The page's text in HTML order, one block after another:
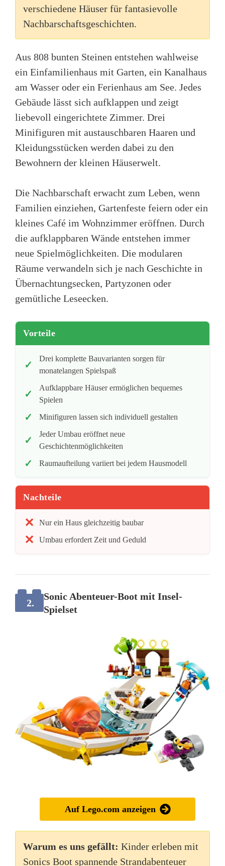
verschiedene Häuser für fantasievolle
Nachbarschaftsgeschichten.
Aus 808 bunten Steinen entstehen wahlweise
ein Einfamilienhaus mit Garten, ein Kanalhaus
am Wasser oder ein Ferienhaus am See. Jedes
Gebäude lässt sich aufklappen und zeigt
liebevoll eingerichtete Zimmer. Drei
Minifiguren mit austauschbaren Haaren und
Kleidungsstücken werden dabei zu den
Bewohnern der kleinen Häuserwelt.
Die Nachbarschaft erwacht zum Leben, wenn
Familien einziehen, Gartenfeste feiern oder ein
kleines Café im Wohnzimmer eröffnen. Durch
die aufklappbaren Wände entstehen immer
neue Spielmöglichkeiten. Die modularen
Räume verwandeln sich je nach Geschichte in
Übernachtungsecken, Partyzonen oder
gemütliche Leseecken.
Vorteile
Drei komplette Bauvarianten sorgen für
monatelangen Spielspaß
Aufklappbare Häuser ermöglichen bequemes
Spielen
Minifiguren lassen sich individuell gestalten
Jeder Umbau eröffnet neue
Geschichtenmöglichkeiten
Raumaufteilung variiert bei jedem Hausmodell
Nachteile
Nur ein Haus gleichzeitig baubar
Umbau erfordert Zeit und Geduld
2.
Sonic Abenteuer-Boot mit Insel-
Spielset
Auf Lego.com anzeigen
Warum es uns gefällt: Kinder erleben mit
Sonics Boot spannende Strandabenteuer